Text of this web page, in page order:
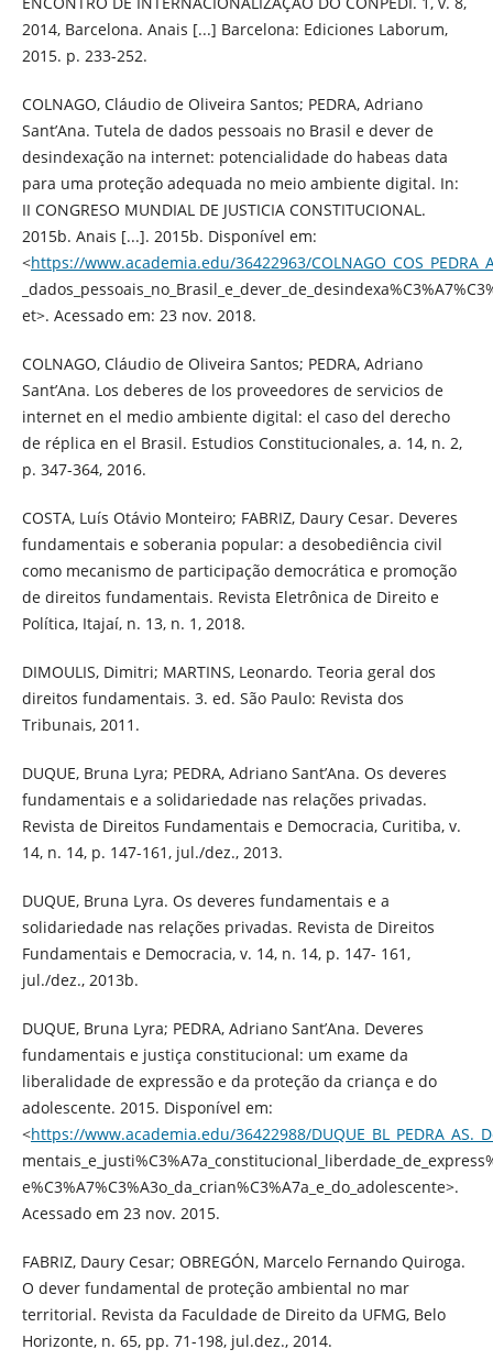
2014, Barcelona. Anais [...] Barcelona: Ediciones Laborum,
2015. p. 233-252.
COLNAGO, Cláudio de Oliveira Santos; PEDRA, Adriano
Sant’Ana. Tutela de dados pessoais no Brasil e dever de
desindexação na internet: potencialidade do habeas data
para uma proteção adequada no meio ambiente digital. In:
II CONGRESO MUNDIAL DE JUSTICIA CONSTITUCIONAL.
2015b. Anais [...]. 2015b. Disponível em:
<https://www.academia.edu/36422963/
et>. Acessado em: 23 nov. 2018.
COLNAGO, Cláudio de Oliveira Santos; PEDRA, Adriano
Sant’Ana. Los deberes de los proveedores de servicios de
internet en el medio ambiente digital: el caso del derecho
de réplica en el Brasil. Estudios Constitucionales, a. 14, n. 2,
p. 347-364, 2016.
COSTA, Luís Otávio Monteiro; FABRIZ, Daury Cesar. Deveres
fundamentais e soberania popular: a desobediência civil
como mecanismo de participação democrática e promoção
de direitos fundamentais. Revista Eletrônica de Direito e
Política, Itajaí, n. 13, n. 1, 2018.
DIMOULIS, Dimitri; MARTINS, Leonardo. Teoria geral dos
direitos fundamentais. 3. ed. São Paulo: Revista dos
Tribunais, 2011.
DUQUE, Bruna Lyra; PEDRA, Adriano Sant’Ana. Os deveres
fundamentais e a solidariedade nas relações privadas.
Revista de Direitos Fundamentais e Democracia, Curitiba, v.
14, n. 14, p. 147-161, jul./dez., 2013.
DUQUE, Bruna Lyra. Os deveres fundamentais e a
solidariedade nas relações privadas. Revista de Direitos
Fundamentais e Democracia, v. 14, n. 14, p. 147- 161,
jul./dez., 2013b.
DUQUE, Bruna Lyra; PEDRA, Adriano Sant’Ana. Deveres
fundamentais e justiça constitucional: um exame da
liberalidade de expressão e da proteção da criança e do
adolescente. 2015. Disponível em:
<https://www.academia.edu/36422988/
e%C3%A7%C3%A3o_da_crian%C3%A7a_e_do_adolescente>.
Acessado em 23 nov. 2015.
FABRIZ, Daury Cesar; OBREGÓN, Marcelo Fernando Quiroga.
O dever fundamental de proteção ambiental no mar
territorial. Revista da Faculdade de Direito da UFMG, Belo
Horizonte, n. 65, pp. 71-198, jul.dez., 2014.